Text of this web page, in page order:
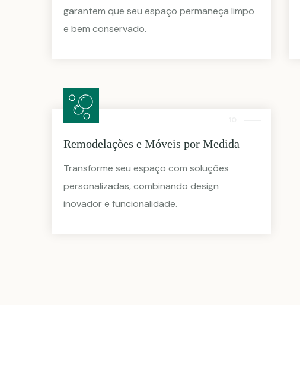
garantem que seu espaço permaneça limpo
e bem conservado.
Remodelações e Móveis por Medida
Transforme seu espaço com soluções
personalizadas, combinando design
inovador e funcionalidade.